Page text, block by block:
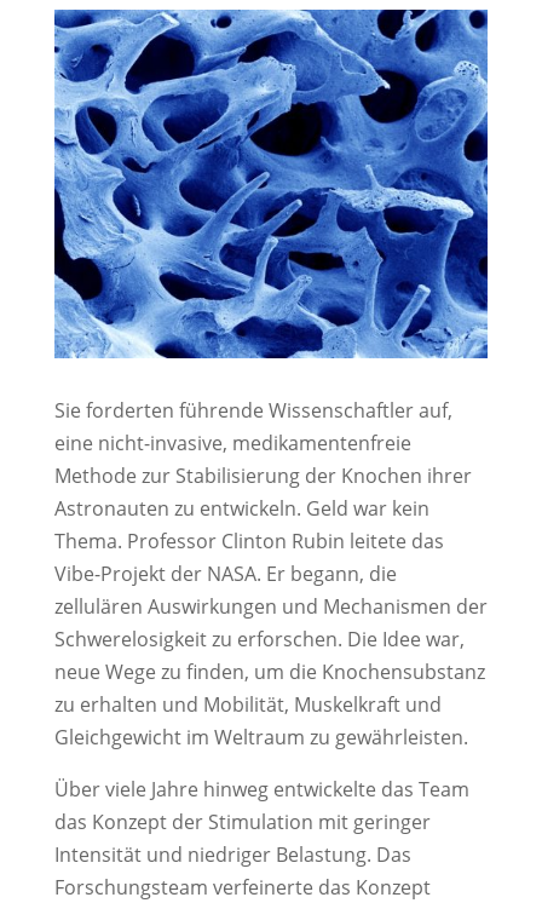
Sie forderten führende Wissenschaftler auf,
eine nicht-invasive, medikamentenfreie
Methode zur Stabilisierung der Knochen ihrer
Astronauten zu entwickeln. Geld war kein
Thema. Professor Clinton Rubin leitete das
Vibe-Projekt der NASA. Er begann, die
zellulären Auswirkungen und Mechanismen der
Schwerelosigkeit zu erforschen. Die Idee war,
neue Wege zu finden, um die Knochensubstanz
zu erhalten und Mobilität, Muskelkraft und
Gleichgewicht im Weltraum zu gewährleisten.
Über viele Jahre hinweg entwickelte das Team
das Konzept der Stimulation mit geringer
Intensität und niedriger Belastung. Das
Forschungsteam verfeinerte das Konzept